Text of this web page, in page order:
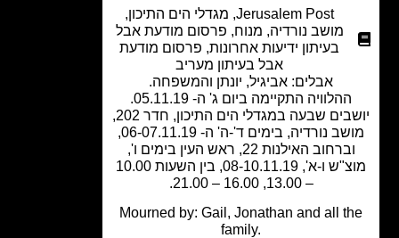
Jerusalem Post
,מגדלי הים התיכון,
מושב נורדיה, מנוח,פרסום מודעת אבל
בעיתון ידיעות אחרונות,פרסום מודעת
אבל בעיתון מעריב
אבלים: אביגיל, יונתן והמשפחה.
ההלוויה התקיימה ביום ג' ה- 05.11.19.
יושבים שבעה במגדלי הים התיכון, חדר 202,
מושב נורדיה, בימים ד'-ה' ה- 06-07.11.19,
וברחוב האילנות 22, ראש העין בימים ו',
מוצ"ש ו-א', 08-10.11.19, בין השעות 10.00
Mourned by: Gail, Jonathan and all